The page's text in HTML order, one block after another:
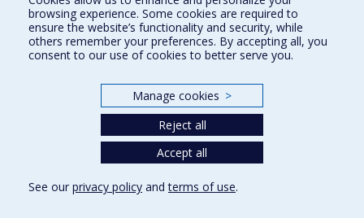
Accessibilité
Demandes en ligne
Demande de recherche
Commande de documents - Dossier étudiant
browsing experience. Some cookies are required to
ensure the website’s functionality and security, while
others remember your preferences. By accepting all, you
consent to our use of cookies to better serve you.
Manage cookies >
Reject all
Accept all
See our privacy policy andterms of use.